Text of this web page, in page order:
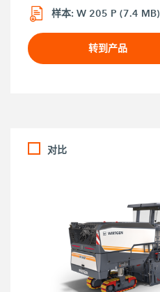
样本: W 205 P (7.4 MB)
转到产品
对比